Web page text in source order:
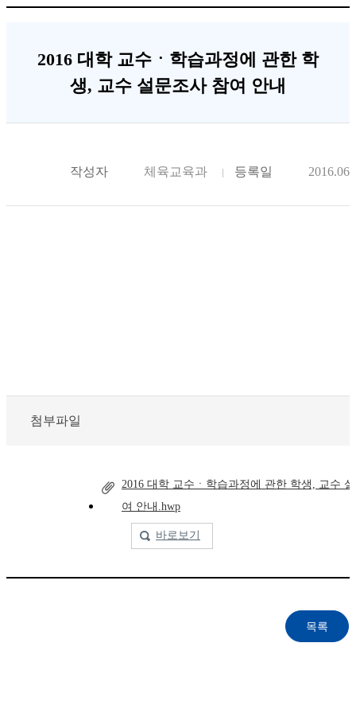
2016 대학 교수ㆍ학습과정에 관한 학
생, 교수 설문조사 참여 안내
작성자 체육교육과 등록일
첨부파일
2016 대학 교수ㆍ학습과정에 관한 학생, 교수
여 안내.hwp
바로보기